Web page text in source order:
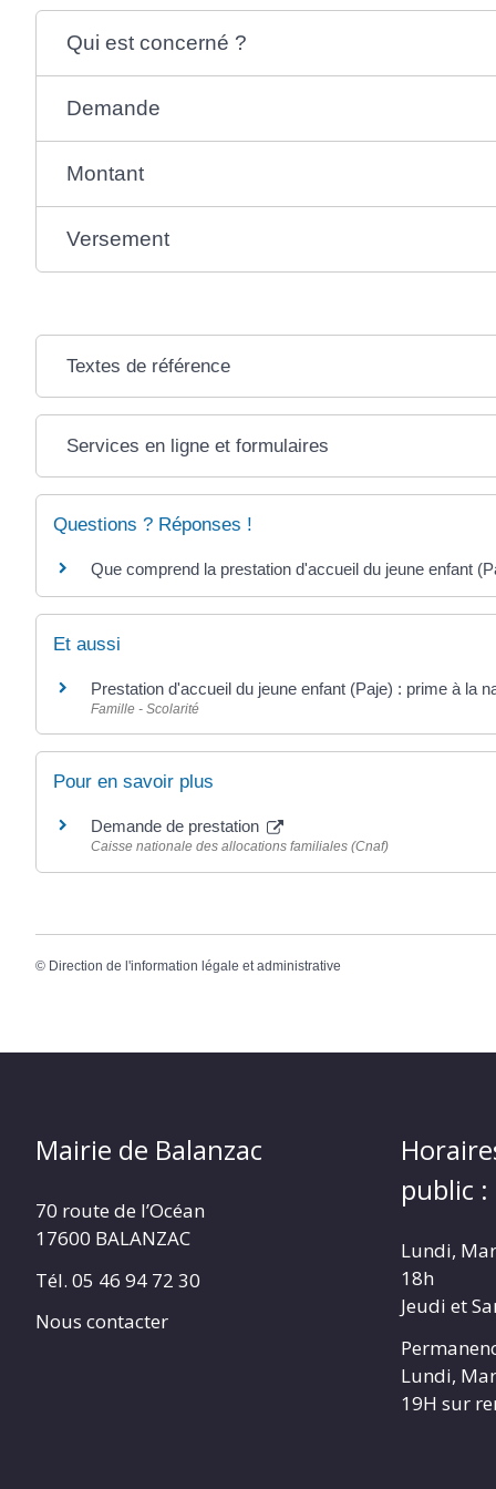
Qui est concerné ?
Demande
Montant
Versement
Textes de référence
Services en ligne et formulaires
Questions ? Réponses !
Que comprend la prestation d'accueil du jeune enfant
Et aussi
Prestation d'accueil du jeune enfant (Paje) : prime à la
Famille - Scolarité
Pour en savoir plus
Demande de prestation
Caisse nationale des allocations familiales (Cnaf)
© Direction de l'information légale et administrative
Mairie de Balanzac
70 route de l’Océan
17600 BALANZAC
Tél. 05 46 94 72 30
Nous contacter
public :
Lundi,
18h
Jeudi et
Lundi,
19H sur